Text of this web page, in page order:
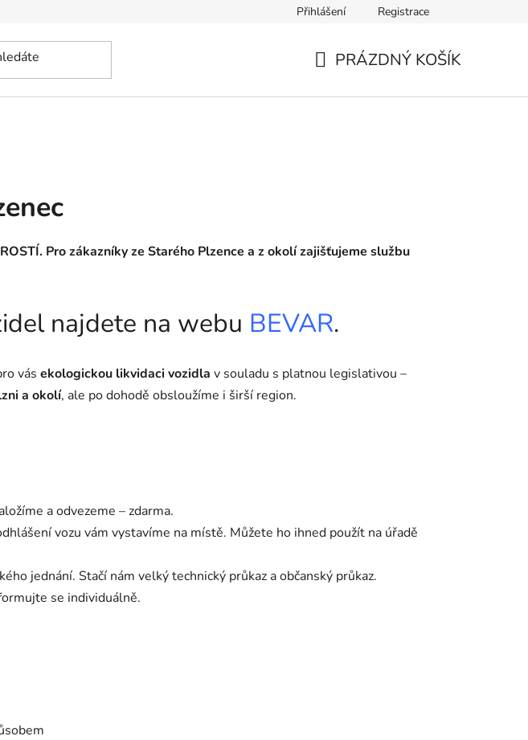
Přihlášení Registrace
PRÁZDNÝ KOŠÍK
Pro zákazníky ze Starého Plzence a z okolí zajišťujeme službu
najdete na webu BEVAR.
vás ekologickou likvidaci vozidla v souladu s platnou legislativou –
a okolí, ale po dohodě obsloužíme i širší region.
a odvezeme – zdarma.
vozu vám vystavíme na místě. Můžete ho ihned použít na úřadě
jednání. Stačí nám velký technický průkaz a občanský průkaz.
se individuálně.